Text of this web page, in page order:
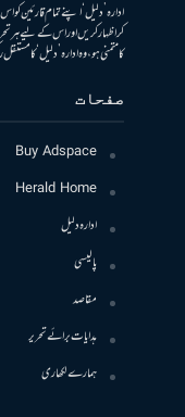
ادارہ ’دلیل‘ اپنے تمام قارئین
کر اظہار کریں اور اس کے لیے ہر
کا متمنی ہو، وہ ادارہ ’دلیل‘ کا
صفحات
Buy Adspace
Herald Home
ادارہ دلیل
پالیسی
مقاصد
ہدایات برائے تحریر
ہمارے لکھاری